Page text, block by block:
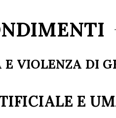
VIOLENZA DI
E